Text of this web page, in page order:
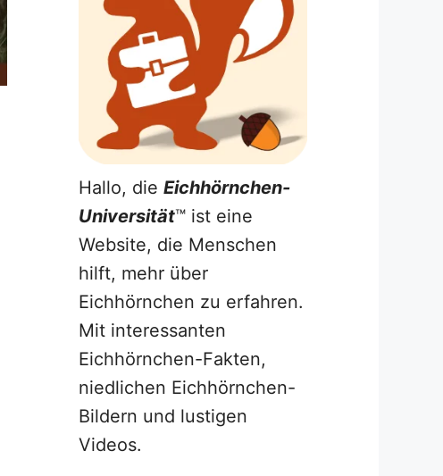
Hallo, die Eichhörnchen-
Universität™ ist eine
Website, die Menschen
hilft, mehr über
Eichhörnchen zu erfahren.
Mit interessanten
Eichhörnchen-Fakten,
niedlichen Eichhörnchen-
Bildern und lustigen
Videos.